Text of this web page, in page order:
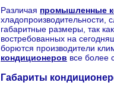
Различая промышленные
хладопроизводительности,
габаритные размеры, так
востребованных на
борются производители
кондиционеров все более
Габариты